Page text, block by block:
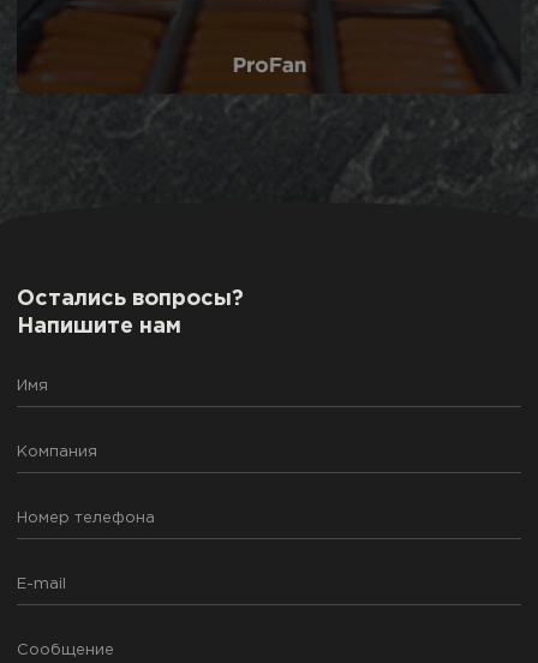
Остались вопросы?
Напишите нам